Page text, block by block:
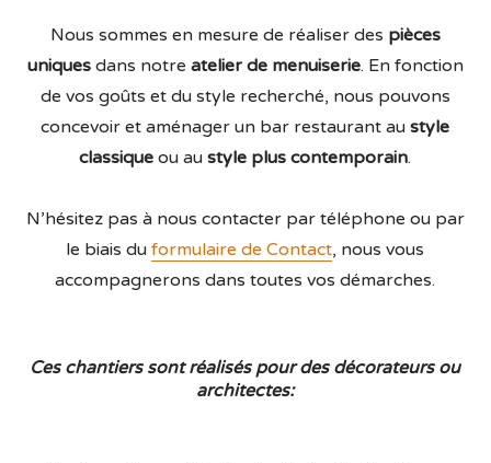
Nous sommes en mesure de réaliser des pièces
uniquesdans notre atelier de menuiserie. En fonction
de vos goûts et du style recherché, nous pouvons
concevoir et aménager un bar restaurant austyle
classique ou austyle plus contemporain.
N’hésitez pas à nous contacter par téléphone ou par
le biais duformulaire de Contact, nous vous
accompagnerons dans toutes vos démarches.
Ces chantiers sont réalisés pour des décorateurs ou
architectes: